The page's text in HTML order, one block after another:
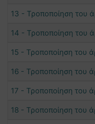
13 - Τροποποίηση του
14 - Τροποποίηση του
15 - Τροποποίηση του
16 - Τροποποίηση του
17 - Τροποποίηση του
18 - Τροποποίηση του